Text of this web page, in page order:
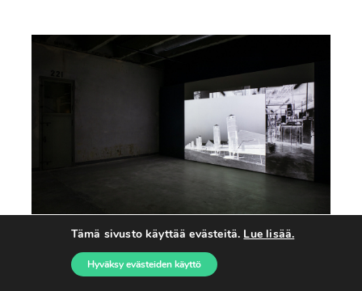
Teollista siantuotantoa
käsitellyt näyttely
Tämä sivusto käyttää evästeitä. Lue lisää.
Hyväksy evästeiden käyttö